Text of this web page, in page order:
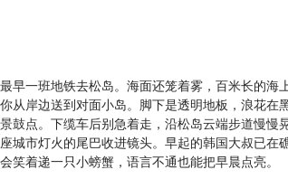
早一班地铁去松岛。海面还笼着雾，百米长的海
从岸边送到对面小岛。脚下是透明地板，浪花在
鼓点。下缆车后别急着走，沿松岛云端步道慢慢
城市灯火的尾巴收进镜头。早起的韩国大叔已在
笑着递一只小螃蟹，语言不通也能把早晨点亮。